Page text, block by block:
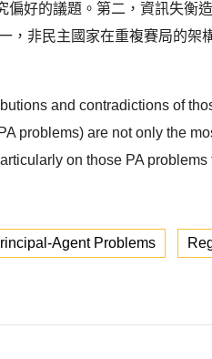
好的議題。第二，資訊失衡
非民主國家在重複賽局的架
and contradictions of
problems) are not only the
on those PA
Agent Problems